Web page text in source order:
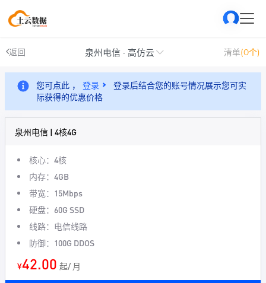
返回 泉州电信 · 高仿云 清单(0个)
您可点此 ， 登录
登录后结合您的账号情况展示您可实
际获得的优惠价格
泉州电信 | 4核4G
核心：4核
内存：4GB
带宽：15Mbps
硬盘：60G SSD
线路：电信线路
防御：100G DDOS
¥42.00 起/ 月